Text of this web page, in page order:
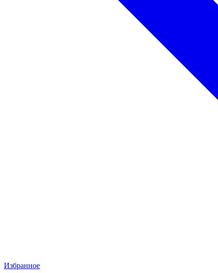
Избранное